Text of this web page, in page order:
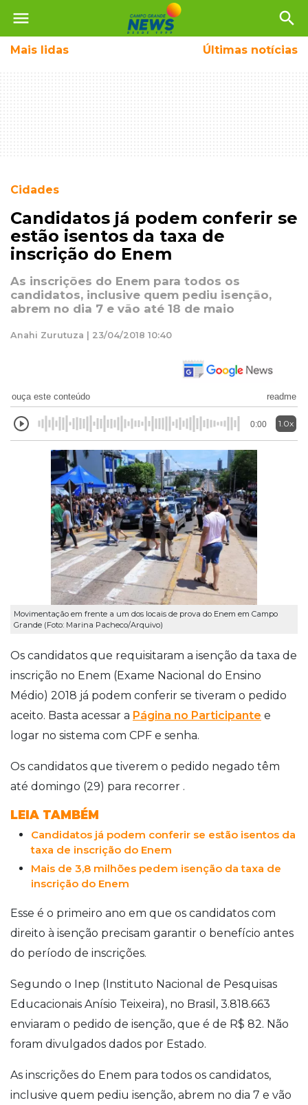
menu search
Mais lidas Últimas notícias
Cidades
Candidatos já podem conferir se
estão isentos da taxa de
inscrição do Enem
As inscrições do Enem para todos os
candidatos, inclusive quem pediu isenção,
abrem no dia 7 e vão até 18 de maio
Anahi Zurutuza | 23/04/2018 10:40
ouça este conteúdo readme
0:00 1.0x
Movimentação em frente a um dos locais de prova do Enem em Campo
Grande (Foto: Marina Pacheco/Arquivo)
Os candidatos que requisitaram a isenção da taxa de
inscrição no Enem (Exame Nacional do Ensino
Médio) 2018 já podem conferir se tiveram o pedido
aceito. Basta acessar a Página no Participante e
logar no sistema com CPF e senha.
Os candidatos que tiverem o pedido negado têm
até domingo (29) para recorrer .
LEIA TAMBÉM
Candidatos já podem conferir se estão isentos da
taxa de inscrição do Enem
Mais de 3,8 milhões pedem isenção da taxa de
inscrição do Enem
Esse é o primeiro ano em que os candidatos com
direito à isenção precisam garantir o benefício antes
do período de inscrições.
Segundo o Inep (Instituto Nacional de Pesquisas
Educacionais Anísio Teixeira), no Brasil, 3.818.663
enviaram o pedido de isenção, que é de R$ 82. Não
foram divulgados dados por Estado.
As inscrições do Enem para todos os candidatos,
inclusive quem pediu isenção, abrem no dia 7 e vão